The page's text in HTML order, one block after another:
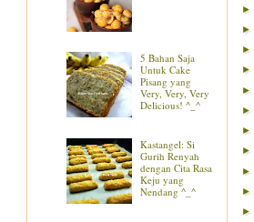
5 Bahan Saja
Untuk Cake
Pisang yang
Very, Very, Very
Delicious! ^_^
Kastangel: Si
Gurih Renyah
dengan Cita Rasa
Keju yang
Nendang ^_^
►
►
►
►
►
►
►
►
►
►
►